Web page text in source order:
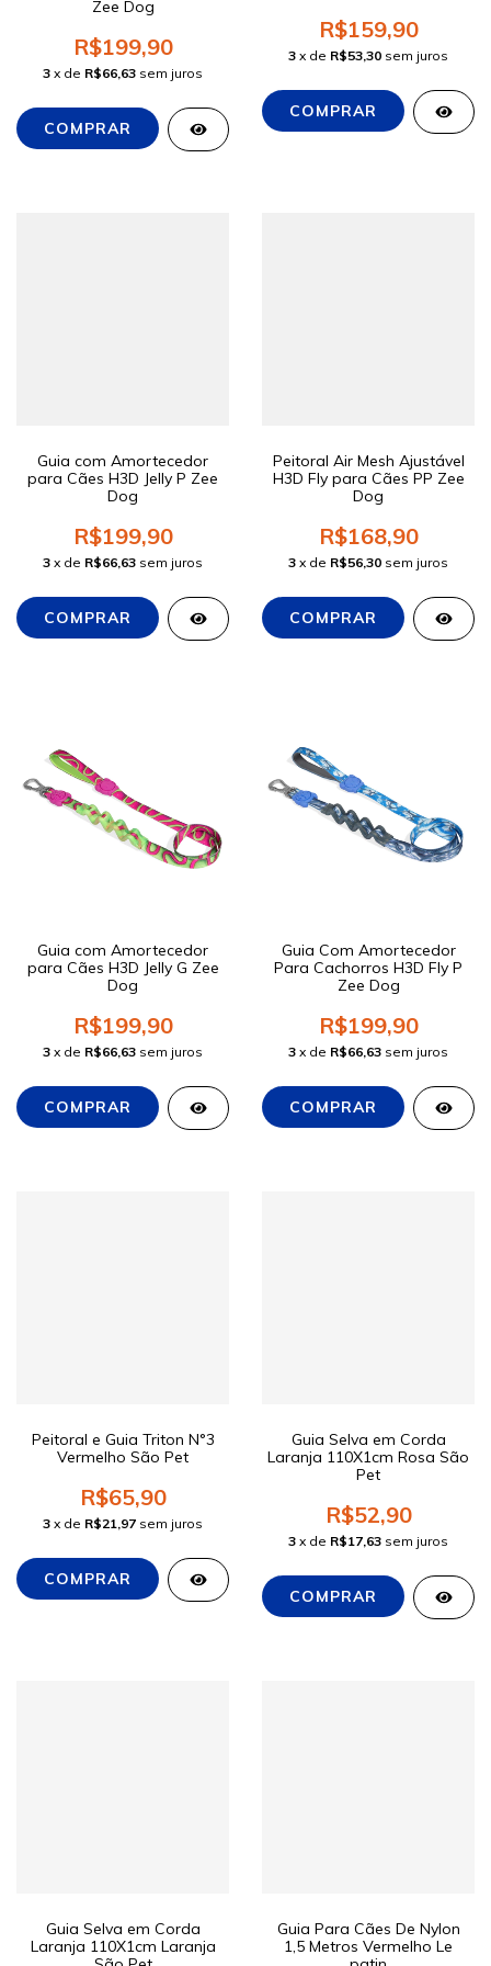
Zee Dog
R$199,90
3 x de R$66,63 sem juros
R$159,90
3 x de R$53,30 sem juros
Guia com Amortecedor
para Cães H3D Jelly P Zee
Dog
R$199,90
3 x de R$66,63 sem juros
Peitoral Air Mesh Ajustável
H3D Fly para Cães PP Zee
Dog
R$168,90
3 x de R$56,30 sem juros
Guia com Amortecedor
para Cães H3D Jelly G Zee
Dog
R$199,90
3 x de R$66,63 sem juros
Guia Com Amortecedor
Para Cachorros H3D Fly P
Zee Dog
R$199,90
3 x de R$66,63 sem juros
Peitoral e Guia Triton N°3
Vermelho São Pet
R$65,90
3 x de R$21,97 sem juros
Guia Selva em Corda
Laranja 110X1cm Rosa São
Pet
R$52,90
3 x de R$17,63 sem juros
Guia Selva em Corda
Laranja 110X1cm Laranja
Guia Para Cães De Nylon
1,5 Metros Vermelho Le